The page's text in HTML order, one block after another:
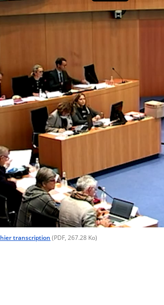
transcription (PDF, 267.28 Ko)